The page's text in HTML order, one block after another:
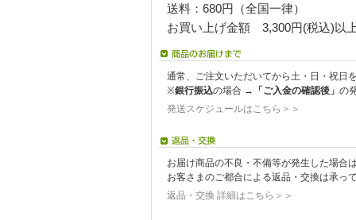
送料：680円（全国一律）
お買い上げ金額 3,300円(税込)以
通常、ご注文いただいてから土・日・祝日
※銀行振込の場合 → 「ご入金の確認後」 の
発送スケジュールはこちら＞＞
お届け商品の不良・不備等が発生した場合
お客さまのご都合による返品・交換は承っ
返品・交換 詳細はこちら＞＞